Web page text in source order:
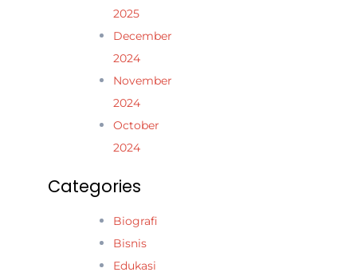
2025
December
2024
November
2024
October
2024
Categories
Biografi
Bisnis
Edukasi